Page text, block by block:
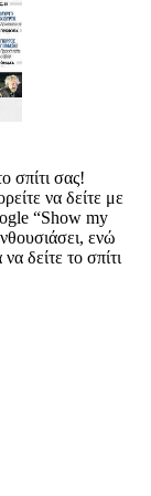
σπίτι σας!
να δείτε με
“Show my
ενώ
δείτε το σπίτι